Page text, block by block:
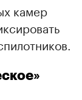
камер